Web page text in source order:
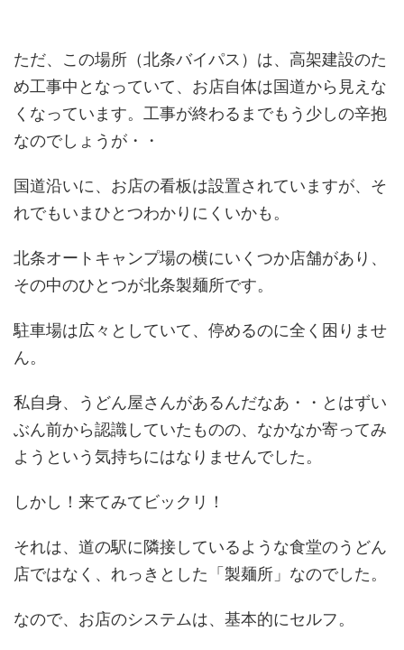
ただ、この場所（北条バイパス）は、高架建設のた
め工事中となっていて、お店自体は国道から見えな
くなっています。工事が終わるまでもう少しの辛抱
なのでしょうが・・
国道沿いに、お店の看板は設置されていますが、そ
れでもいまひとつわかりにくいかも。
北条オートキャンプ場の横にいくつか店舗があり、
その中のひとつが北条製麺所です。
駐車場は広々としていて、停めるのに全く困りませ
ん。
私自身、うどん屋さんがあるんだなあ・・とはずい
ぶん前から認識していたものの、なかなか寄ってみ
ようという気持ちにはなりませんでした。
しかし！来てみてビックリ！
それは、道の駅に隣接しているような食堂のうどん
店ではなく、れっきとした「製麺所」なのでした。
なので、お店のシステムは、基本的にセルフ。